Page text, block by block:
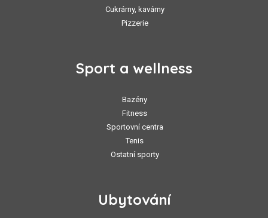
Cukrárny, kavárny
Pizzerie
Sport a wellness
Bazény
Fitness
Sportovní centra
Tenis
Ostatní sporty
Ubytování